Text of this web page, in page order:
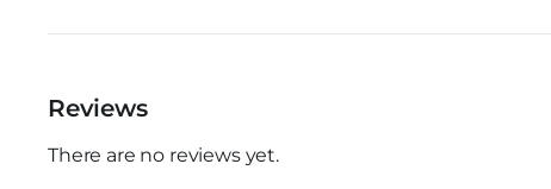
Reviews
There are no reviews yet.